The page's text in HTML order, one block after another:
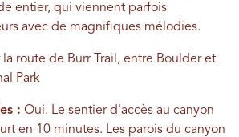
entier, qui viennent parfois
avec de magnifiques mélodies.
la route de Burr Trail, entre Boulder et
Park
: Oui. Le sentier d'accès au canyon
en 10 minutes. Les parois du canyon